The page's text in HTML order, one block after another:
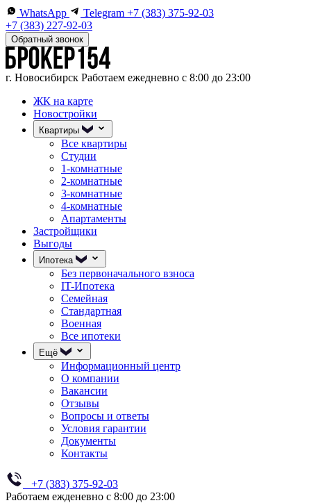
WhatsApp Telegram +7 (383) 375-92-03
+7 (383) 227-92-03
Обратный звонок
г. Новосибирск Работаем ежедневно с 8:00 до 23:00
ЖК на карте
Новостройки
Квартиры
Все квартиры
Студии
1-комнатные
2-комнатные
3-комнатные
4-комнатные
Апартаменты
Застройщики
Выгоды
Ипотека
Без первоначального взноса
IT-Ипотека
Семейная
Стандартная
Военная
Все ипотеки
Ещё
Информационный центр
О компании
Вакансии
Отзывы
Вопросы и ответы
Условия гарантии
Документы
Контакты
+7 (383) 375-92-03
Работаем ежденевно с 8:00 до 23:00